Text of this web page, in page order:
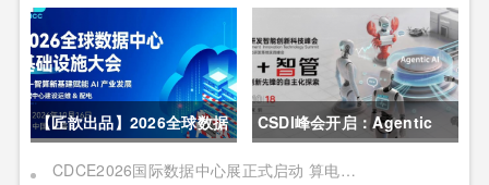
CDCE2026数据中心展
以“算电协同”重构全球算力
供应链
坛圆满举办
【匠歆出品】2026全球数据
中心基础设施大会首发｜院
CSDI峰会开启：Agentic
AI 落地应用的黄金期，智能
CDCE2026国际数据中心展正式启动 算电协同驱动产业升级 搭建全球合作平台